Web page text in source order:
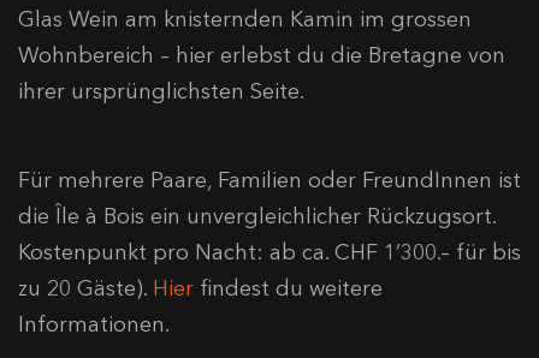
Glas Wein am knisternden Kamin im grossen
Wohnbereich – hier erlebst du die Bretagne von
ihrer ursprünglichsten Seite.​
Für mehrere Paare, Familien oder FreundInnen ist
die Île à Bois ein unvergleichlicher Rückzugsort.
Kostenpunkt pro Nacht: ab ca. CHF 1’300.– für bis
zu 20 Gäste). Hier findest du weitere
Informationen.